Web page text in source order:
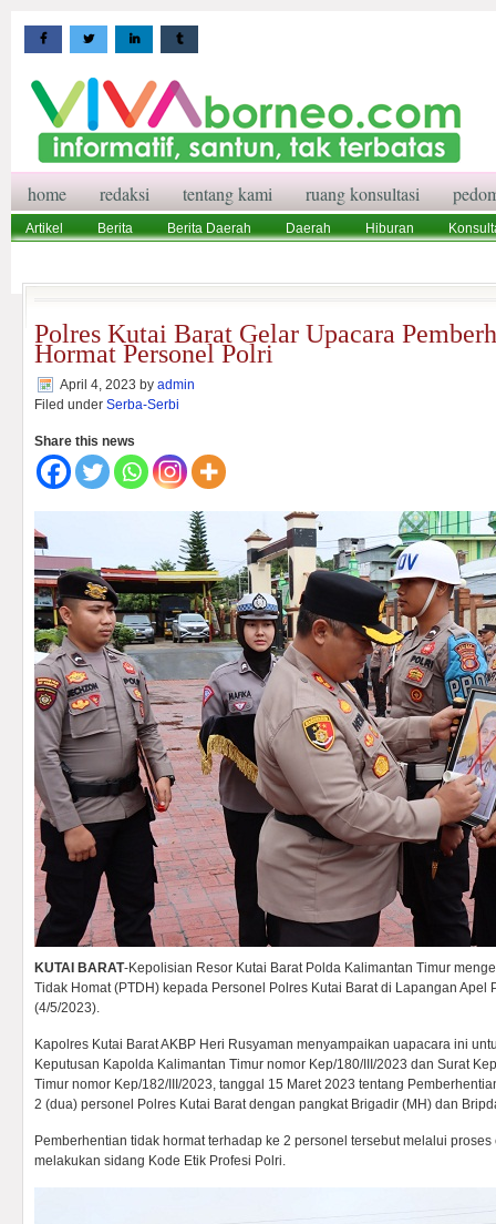
home redaksi tentang kami ruang konsultasi
Artikel Berita Berita Daerah Daerah Hiburan
Polres Kutai Barat Gelar Upacara
Hormat Personel Polri
April 4, 2023 by admin
Filed under Serba-Serbi
Share this news
KUTAI BARAT-Kepolisian Resor Kutai Barat Polda Kalimantan Timur
Tidak Homat (PTDH) kepada Personel Polres Kutai Barat di Lapangan Apel
(4/5/2023).
Kapolres Kutai Barat AKBP Heri Rusyaman menyampaikan uapacara ini
Keputusan Kapolda Kalimantan Timur nomor Kep/180/III/2023 dan Surat
Timur nomor Kep/182/III/2023, tanggal 15 Maret 2023 tentang
2 (dua) personel Polres Kutai Barat dengan pangkat Brigadir (MH) dan
Pemberhentian tidak hormat terhadap ke 2 personel tersebut melalui
melakukan sidang Kode Etik Profesi Polri.